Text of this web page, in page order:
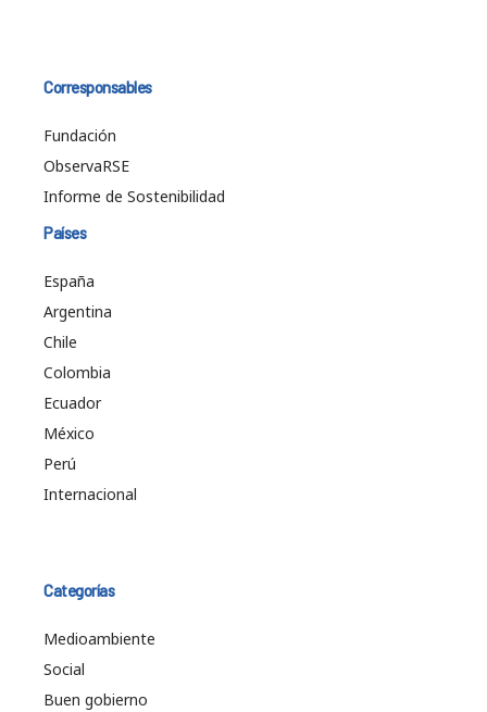
Corresponsables
Fundación
ObservaRSE
Informe de Sostenibilidad
Países
España
Argentina
Chile
Colombia
Ecuador
México
Perú
Internacional
Categorías
Medioambiente
Social
Buen gobierno